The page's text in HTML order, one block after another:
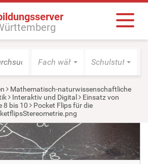
Fach wählen Schulstufe
Mathematisch-naturwissenschaftliche
Interaktiv und Digital
Einsatz von
8 bis 10
Pocket Flips für die